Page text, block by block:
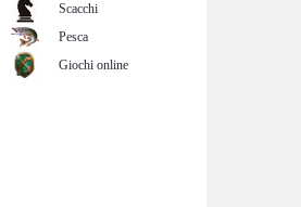
Scacchi
Pesca
Giochi online